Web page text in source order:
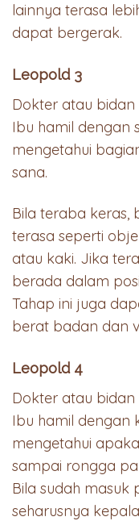
lainnya terasa
dapat bergerak.
Leopold 3
Dokter atau
Ibu hamil dengan
mengetahui
sana.
Bila teraba keras,
terasa seperti
atau kaki. Jika
berada dalam
Tahap ini juga
berat badan dan
Leopold 4
Dokter atau
Ibu hamil dengan
mengetahui
sampai rongga
Bila sudah masuk
seharusnya